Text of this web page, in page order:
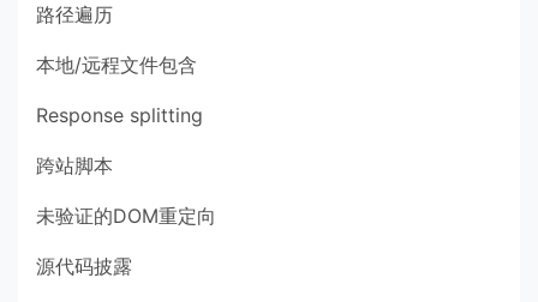
路径遍历
本地/远程文件包含
Response splitting
跨站脚本
未验证的DOM重定向
源代码披露